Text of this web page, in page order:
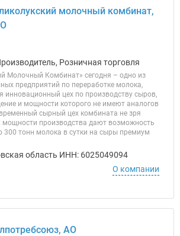
молочный комбинат,
Розничная торговля
Молочный Комбинат» сегодня – одно из
предприятий по переработке молока,
инновационный цех по производству сыров,
и мощности которого не имеют аналогов
сырный цех комбината не зря
мощности производства дают возможность
300 тонн молока в сутки на сыры премиум
область ИНН: 6025049094
О компании
АО